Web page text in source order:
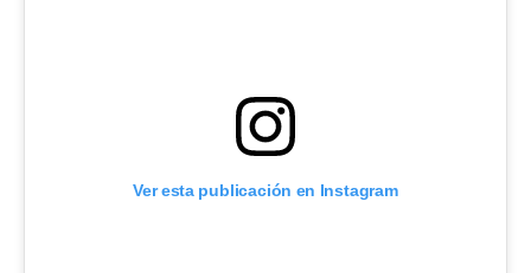
Ver esta publicación en Instagram